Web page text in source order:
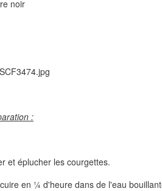
noir
:
et éplucher les courgettes.
en ¼ d'heure dans de l'eau